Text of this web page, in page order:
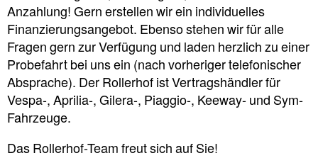
Anzahlung! Gern erstellen wir ein individuelles
Finanzierungsangebot. Ebenso stehen wir für alle
Fragen gern zur Verfügung und laden herzlich zu einer
Probefahrt bei uns ein (nach vorheriger telefonischer
Absprache). Der Rollerhof ist Vertragshändler für
Vespa-, Aprilia-, Gilera-, Piaggio-, Keeway- und Sym-
Fahrzeuge.
Das Rollerhof-Team freut sich auf Sie!